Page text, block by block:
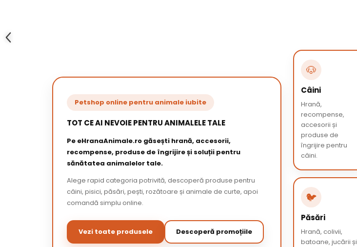
Petshop online pentru animale iubite
TOT CE AI NEVOIE PENTRU ANIMALELE TALE
Pe eHranaAnimale.ro găsești hrană, accesorii,
recompense, produse de îngrijire și soluții pentru
sănătatea animalelor tale.
Alege rapid categoria potrivită, descoperă produse pentru
câini, pisici, păsări, pești, rozătoare și animale de curte, apoi
comandă simplu online.
Vezi toate produsele Descoperă promoțiile
🐶
Câini
Hrană,
recompense,
accesorii și
produse de
îngrijire pentru
câini.
🐦
Păsări
Hrană, colivii,
batoane, jucării și